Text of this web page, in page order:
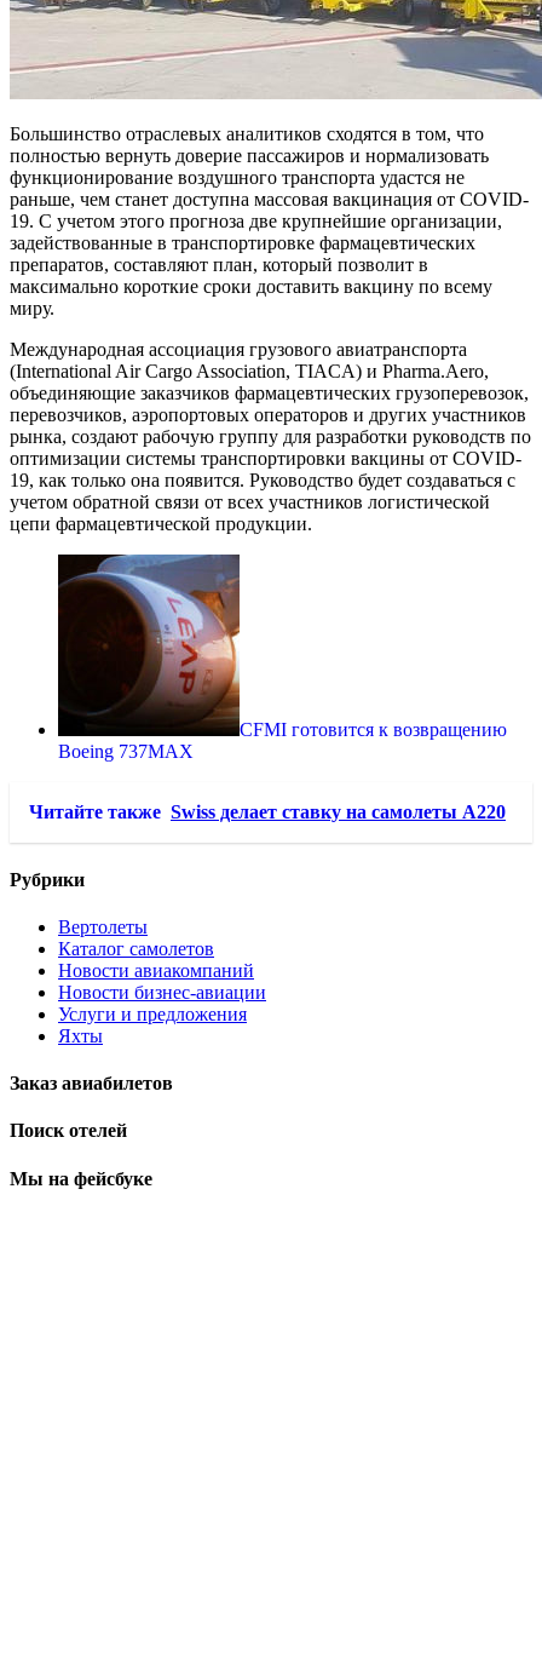
Большинство отраслевых аналитиков сходятся в том, что
полностью вернуть доверие пассажиров и нормализовать
функционирование воздушного транспорта удастся не
раньше, чем станет доступна массовая вакцинация от COVID-
19. С учетом этого прогноза две крупнейшие организации,
задействованные в транспортировке фармацевтических
препаратов, составляют план, который позволит в
максимально короткие сроки доставить вакцину по всему
миру.
Международная ассоциация грузового авиатранспорта
(International Air Cargo Association, TIACA) и Pharma.Aero,
объединяющие заказчиков фармацевтических грузоперевозок,
перевозчиков, аэропортовых операторов и других участников
рынка, создают рабочую группу для разработки руководств по
оптимизации системы транспортировки вакцины от COVID-
19, как только она появится. Руководство будет создаваться с
учетом обратной связи от всех участников логистической
цепи фармацевтической продукции.
CFMI готовится к возвращению
Boeing 737MAX
Читайте также Swiss делает ставку на самолеты A220
Рубрики
Вертолеты
Каталог самолетов
Новости авиакомпаний
Новости бизнес-авиации
Услуги и предложения
Яхты
Заказ авиабилетов
Поиск отелей
Мы на фейсбуке